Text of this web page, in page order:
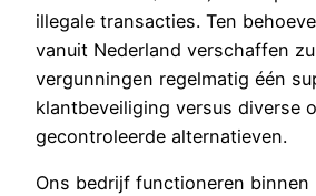
illegale transacties. Ten
vanuit Nederland verschaffen
vergunningen regelmatig één
klantbeveiliging versus diverse
gecontroleerde alternatieven.
Ons bedrijf functioneren binnen